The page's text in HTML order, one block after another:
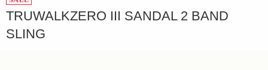
TRUWALKZERO III SANDAL 2 BAND
SLING